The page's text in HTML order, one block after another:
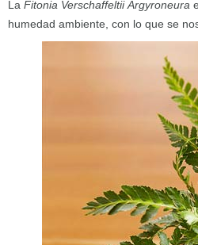
LaFitonia Verschaffeltii Argyroneura
humedad ambiente, con lo que se